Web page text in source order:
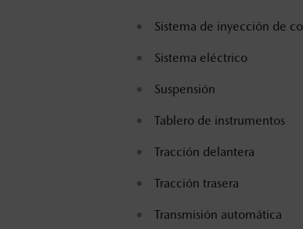
Sistema de inyección de
Sistema eléctrico
Suspensión
Tablero de instrumentos
Tracción delantera
Tracción trasera
Transmisión automática